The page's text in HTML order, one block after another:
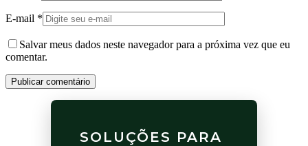
E-mail *
Salvar meus dados neste navegador para a próxima vez que eu
comentar.
Publicar comentário
SOLUÇÕES PARA